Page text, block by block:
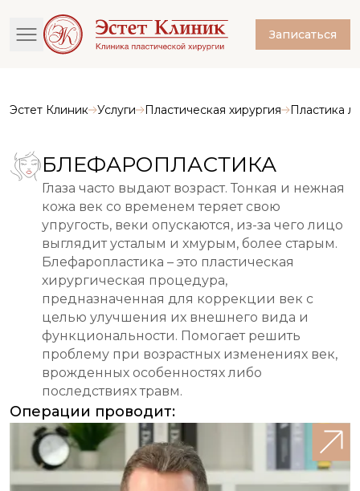
Записаться
Эстет Клиник Услуги Пластическая хирургия Пластика
БЛЕФАРОПЛАСТИКА
Глаза часто выдают возраст. Тонкая и нежная
кожа век со временем теряет свою
упругость, веки опускаются, из-за чего лицо
выглядит усталым и хмурым, более старым.
Блефаропластика – это пластическая
хирургическая процедура,
предназначенная для коррекции век с
целью улучшения их внешнего вида и
функциональности. Помогает решить
проблему при возрастных изменениях век,
врожденных особенностях либо
последствиях травм.
Операции проводит: